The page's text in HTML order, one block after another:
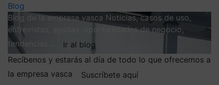
Blog
Blog de la empresa vasca Noticias, casos de uso,
entrevistas, ayudas, oportunidades de negocio,
tendencias…
Ir al blog
Recíbenos y estarás al día de todo lo que ofrecemos a
la empresa vasca
Suscríbete aquí